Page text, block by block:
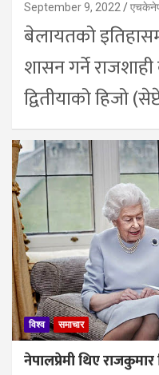
September 9, 2022
बेलायतको
शासन गर्ने
द्वितीयाको हिजो
विश्व समाचार
नेपालप्रेमी थिए